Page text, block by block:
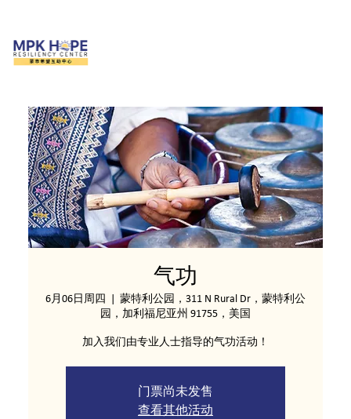
气功
6月06日周四
蒙特利公园，311 N Rural Dr，蒙特利公
园，加利福尼亚州 91755，美国
加入我们由专业人士指导的气功活动！
门票尚未发售
查看其他活动